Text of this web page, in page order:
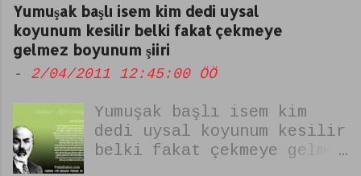
a
r
Yumuşak başlı isem kim dedi uysal
koyunum kesilir belki fakat çekmeye
gelmez boyunum şiiri
- 2/04/2011 12:45:00 ÖÖ
Yumuşak başlı isem kim
dedi uysal koyunum kesilir
belki fakat çekmeye gelmez